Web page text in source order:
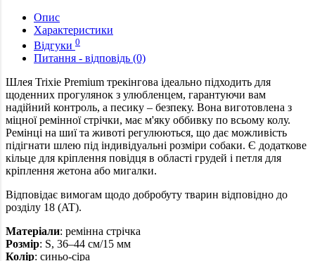
Опис
Характеристики
Відгуки 0
Питання - відповідь (0)
Шлея Trixie Premium трекінгова ідеально підходить для
щоденних прогулянок з улюбленцем, гарантуючи вам
надійний контроль, а песику – безпеку. Вона виготовлена з
міцної ремінної стрічки, має м'яку оббивку по всьому колу.
Ремінці на шиї та животі регулюються, що дає можливість
підігнати шлею під індивідуальні розміри собаки. Є додаткове
кільце для кріплення повідця в області грудей і петля для
кріплення жетона або мигалки.
Відповідає вимогам щодо добробуту тварин відповідно до
розділу 18 (AT).
Матеріали: ремінна стрічка
Розмір: S, 36–44 см/15 мм
Колір: синьо-сіра